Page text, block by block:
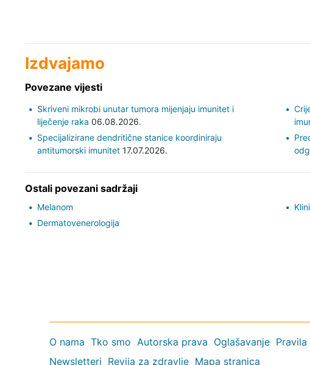
Izdvajamo
Povezane vijesti
Skriveni mikrobi unutar tumora mijenjaju imunitet i
liječenje raka 06.08.2026.
Specijalizirane dendritične stanice koordiniraju
antitumorski imunitet17.07.2026.
Ostali povezani sadržaji
Melanom
Dermatovenerologija
O nama Tko smo Autorska prava Oglašavanje
Newsletteri Revija za zdravlje Mapa stranica